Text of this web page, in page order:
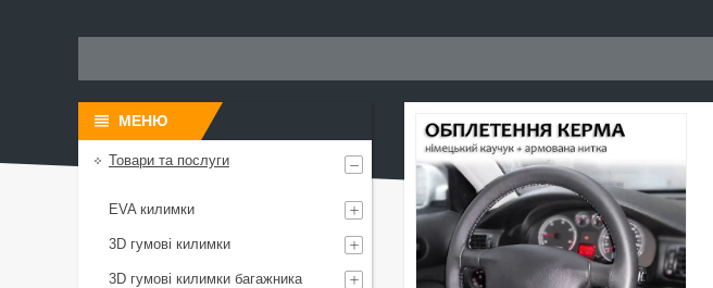
Товари та послуги
EVA килимки
3D гумові килимки
3D гумові килимки багажника